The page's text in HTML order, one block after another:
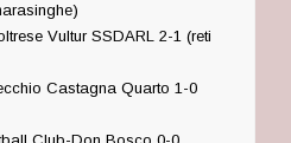
Vultur SSDARL 2-1 (reti
Castagna Quarto 1-0